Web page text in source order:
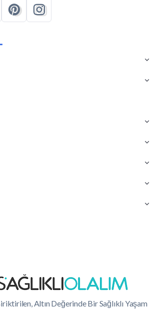
Altın Değerinde Bir Sağlıklı Yaşam